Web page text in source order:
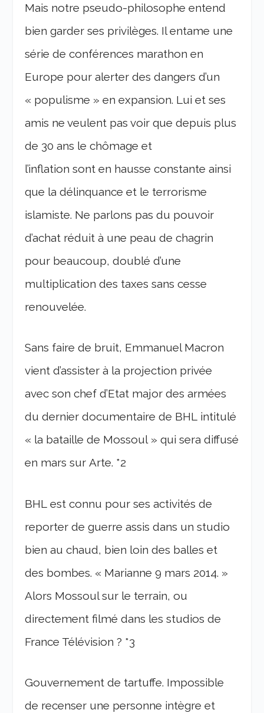
Mais notre pseudo-philosophe entend
bien garder ses privilèges. Il entame une
série de conférences marathon en
Europe pour alerter des dangers d’un
« populisme » en expansion. Lui et ses
amis ne veulent pas voir que depuis plus
de 30 ans le chômage et
l’inflation sont en hausse constante ainsi
que la délinquance et le terrorisme
islamiste. Ne parlons pas du pouvoir
d’achat réduit à une peau de chagrin
pour beaucoup, doublé d’une
multiplication des taxes sans cesse
renouvelée.
Sans faire de bruit, Emmanuel Macron
vient d’assister à la projection privée
avec son chef d’Etat major des armées
du dernier documentaire de BHL intitulé
« la bataille de Mossoul » qui sera diffusé
en mars sur Arte. *2
BHL est connu pour ses activités de
reporter de guerre assis dans un studio
bien au chaud, bien loin des balles et
des bombes. « Marianne 9 mars 2014. »
Alors Mossoul sur le terrain, ou
directement filmé dans les studios de
France Télévision ? *3
Gouvernement de tartuffe. Impossible
de recenser une personne intègre et